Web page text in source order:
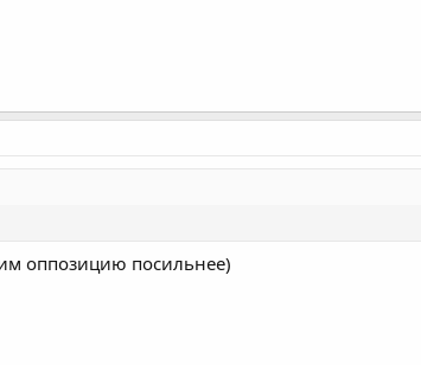
оппозицию посильнее)